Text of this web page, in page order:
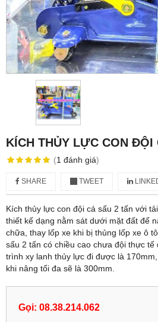
KÍCH THỦY LỰC CON ĐỘI
(1 đánh giá)
SHARE TWEET
Kích thủy lực con đội cá sấu 2 tấn với
thiết kế dạng nằm sát dưới mặt đất để
chữa, thay lốp xe khi bị thủng lốp xe ô
sấu 2 tấn có chiều cao chưa đội thực
trình xy lanh thủy lực đi được là
khi nâng tối đa sẽ là 300mm.
Gọi: 08.38.214.062